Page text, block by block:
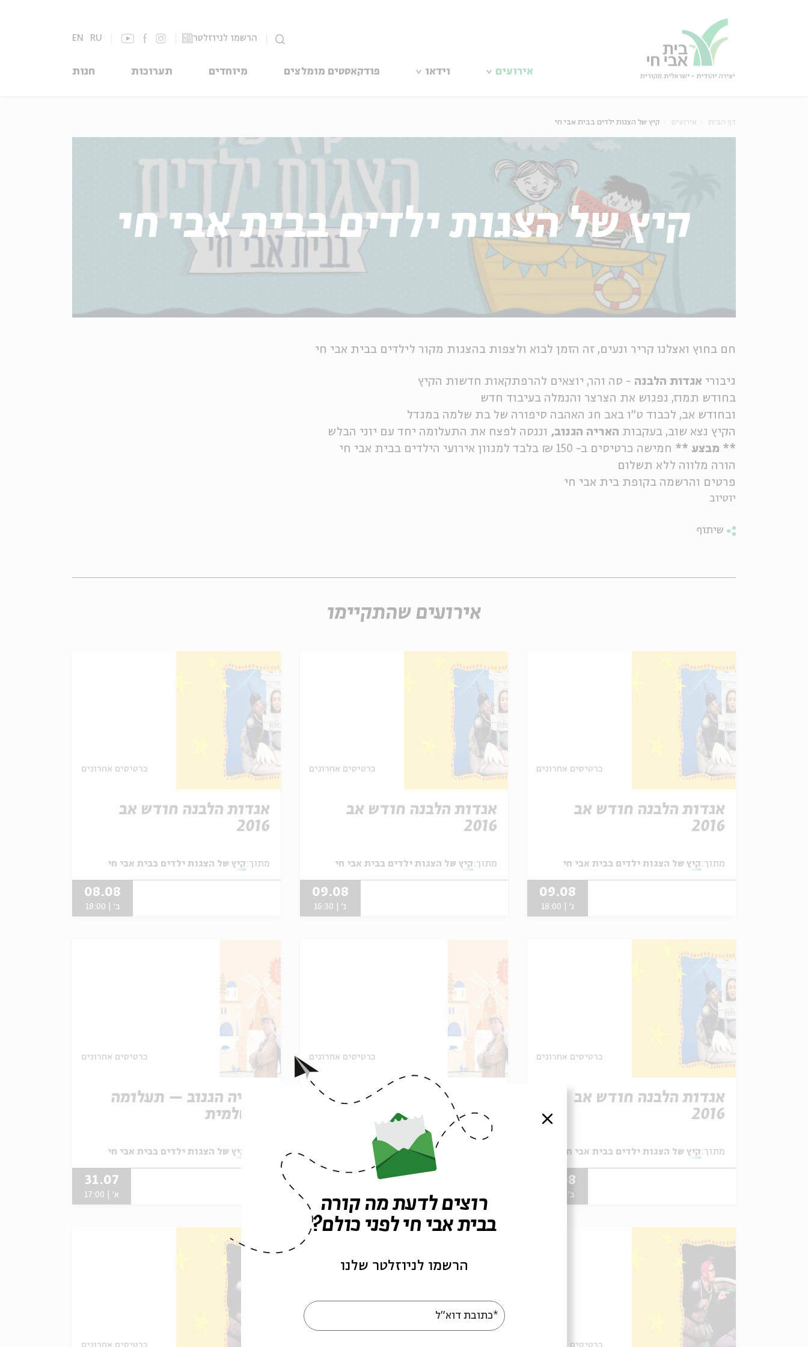
הרשמו לניוזלטר EN RU
אירועים וידאו פודקאסטים מומלצים מיוחדים תערוכות חנות
דף הבית אירועים קיץ של הצגות ילדים בבית אבי חי
קיץ של הצגות ילדים בבית אבי חי
חם בחוץ ואצלנו קריר ונעים, זה הזמן לבוא ולצפות בהצגות מקור לילדים בבית אבי חי
גיבורי אגדות הלבנה - סה והר, יוצאים להרפתקאות חדשות הקיץ
בחודש תמוז, נפגוש את הצרצר והנמלה בעיבוד חדש
ובחודש אב, לכבוד ט"ו באב חג האהבה סיפורה של בת שלמה במגדל
הקיץ נצא שוב, בעקבות האריה הגנוב, וננסה לפצח את התעלומה יחד עם יוני הבלש
** מבצע ** חמישה כרטיסים ב- 150 ₪ בלבד למגוון אירועי הילדים בבית אבי חי
הורה מלווה ללא תשלום
פרטים והרשמה בקופת בית אבי חי
יוטיוב
שיתוף
אירועים שהתקיימו
כרטיסים אחרונים
אגדות הלבנה חודש אב
2016
מתוך: קיץ של הצגות ילדים בבית אבי חי
09.08
ג' | 18:00
כרטיסים אחרונים
אגדות הלבנה חודש אב
2016
מתוך: קיץ של הצגות ילדים בבית אבי חי
09.08
ג' | 16:30
כרטיסים אחרונים
אגדות הלבנה חודש אב
2016
מתוך: קיץ של הצגות ילדים בבית אבי חי
08.08
ב' | 18:00
כרטיסים אחרונים
אגדות הלבנה חודש אב
2016
מתוך: קיץ של הצגות ילדים בבית אבי חי
08.08
ב' | 16:30
כרטיסים אחרונים
האריה הגנוב – תעלומה
ירושלמית
קיץ של הצגות ילדים בבית אבי חי
כרטיסים אחרונים
האריה הגנוב – תעלומה
ירושלמית
קיץ של הצגות ילדים בבית אבי חי
31.07
א' | 17:00
כרטיסים אחרונים כרטיסים אחרונים
סגור
רוצים לדעת מה קורה
בבית אבי חי לפני כולם?
הרשמו לניוזלטר שלנו
*כתובת דוא"ל